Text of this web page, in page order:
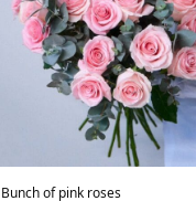
Bunch of pink roses